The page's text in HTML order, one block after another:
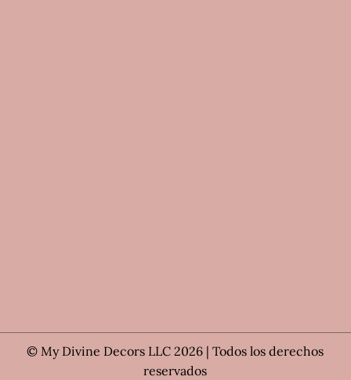
© My Divine Decors LLC 2026 | Todos los derechos
reservados